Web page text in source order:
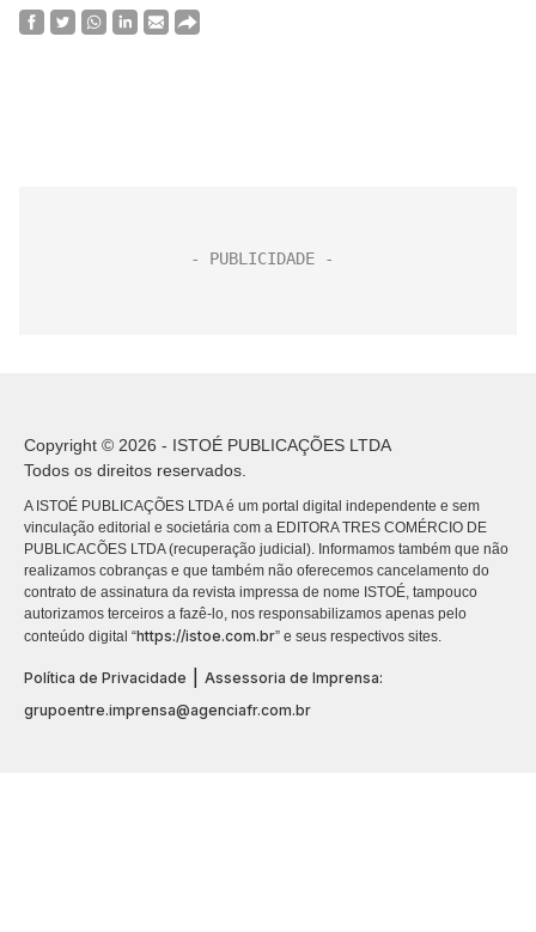
Copyright © 2026 - ISTOÉ PUBLICAÇÕES LTDA
Todos os direitos reservados.
A ISTOÉ PUBLICAÇÕES LTDA é um portal digital independente e sem
vinculação editorial e societária com a EDITORA TRES COMÉRCIO DE
PUBLICACÕES LTDA (recuperação judicial). Informamos também que não
realizamos cobranças e que também não oferecemos cancelamento do
contrato de assinatura da revista impressa de nome ISTOÉ, tampouco
autorizamos terceiros a fazê-lo, nos responsabilizamos apenas pelo
conteúdo digital “https://istoe.com.br” e seus respectivos sites.
Política de Privacidade
Assessoria de Imprensa:
grupoentre.imprensa@agenciafr.com.br